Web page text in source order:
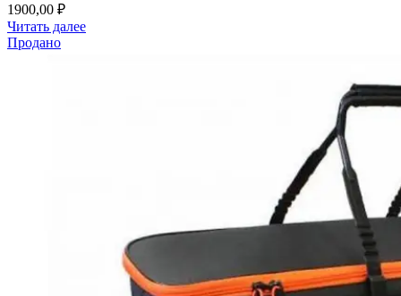
1900,00 ₽
Читать далее
Продано